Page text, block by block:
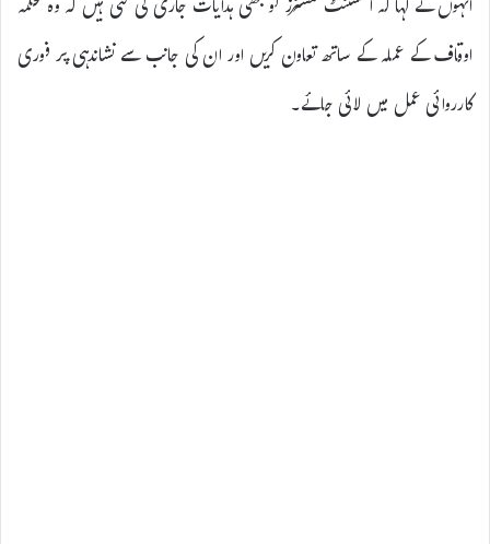
اوقاف کے عملہ کے ساتھ تعاون کریں اور ان کی جانب سے نشاندہی پر فوری
کارروائی عمل میں لائی جائے۔